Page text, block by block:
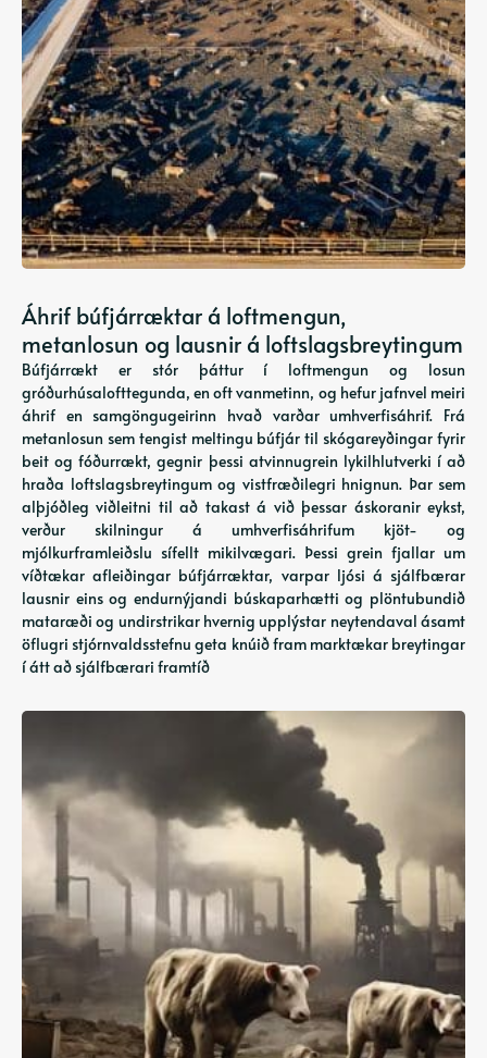
Áhrif búfjárræktar á loftmengun,
metanlosun og lausnir á loftslagsbreytingum
Búfjárrækt er stór þáttur í loftmengun og losun
gróðurhúsalofttegunda, en oft vanmetinn, og hefur jafnvel meiri
áhrif en samgöngugeirinn hvað varðar umhverfisáhrif. Frá
metanlosun sem tengist meltingu búfjár til skógareyðingar fyrir
beit og fóðurrækt, gegnir þessi atvinnugrein lykilhlutverki í að
hraða loftslagsbreytingum og vistfræðilegri hnignun. Þar sem
alþjóðleg viðleitni til að takast á við þessar áskoranir eykst,
verður skilningur á umhverfisáhrifum kjöt- og
mjólkurframleiðslu sífellt mikilvægari. Þessi grein fjallar um
víðtækar afleiðingar búfjárræktar, varpar ljósi á sjálfbærar
lausnir eins og endurnýjandi búskaparhætti og plöntubundið
mataræði og undirstrikar hvernig upplýstar neytendaval ásamt
öflugri stjórnvaldsstefnu geta knúið fram marktækar breytingar
í átt að sjálfbærari framtíð